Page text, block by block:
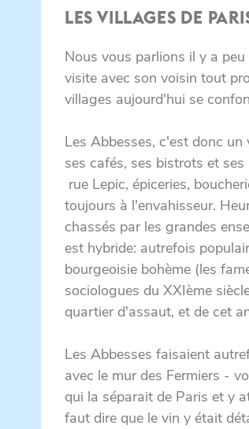
LES VILLAGES DE
Nous vous parlions il y a
visite avec son voisin tout
villages aujourd'hui se
Les Abbesses, c'est donc
ses cafés, ses bistrots et
rue Lepic, épiceries,
toujours à l'envahisseur.
chassés par les grandes
est hybride: autrefois
bourgeoisie bohème (les
sociologues du XXIème
quartier d'assaut, et de cet
Les Abbesses faisaient
avec le mur des Fermiers -
qui la séparait de Paris et y
faut dire que le vin y était